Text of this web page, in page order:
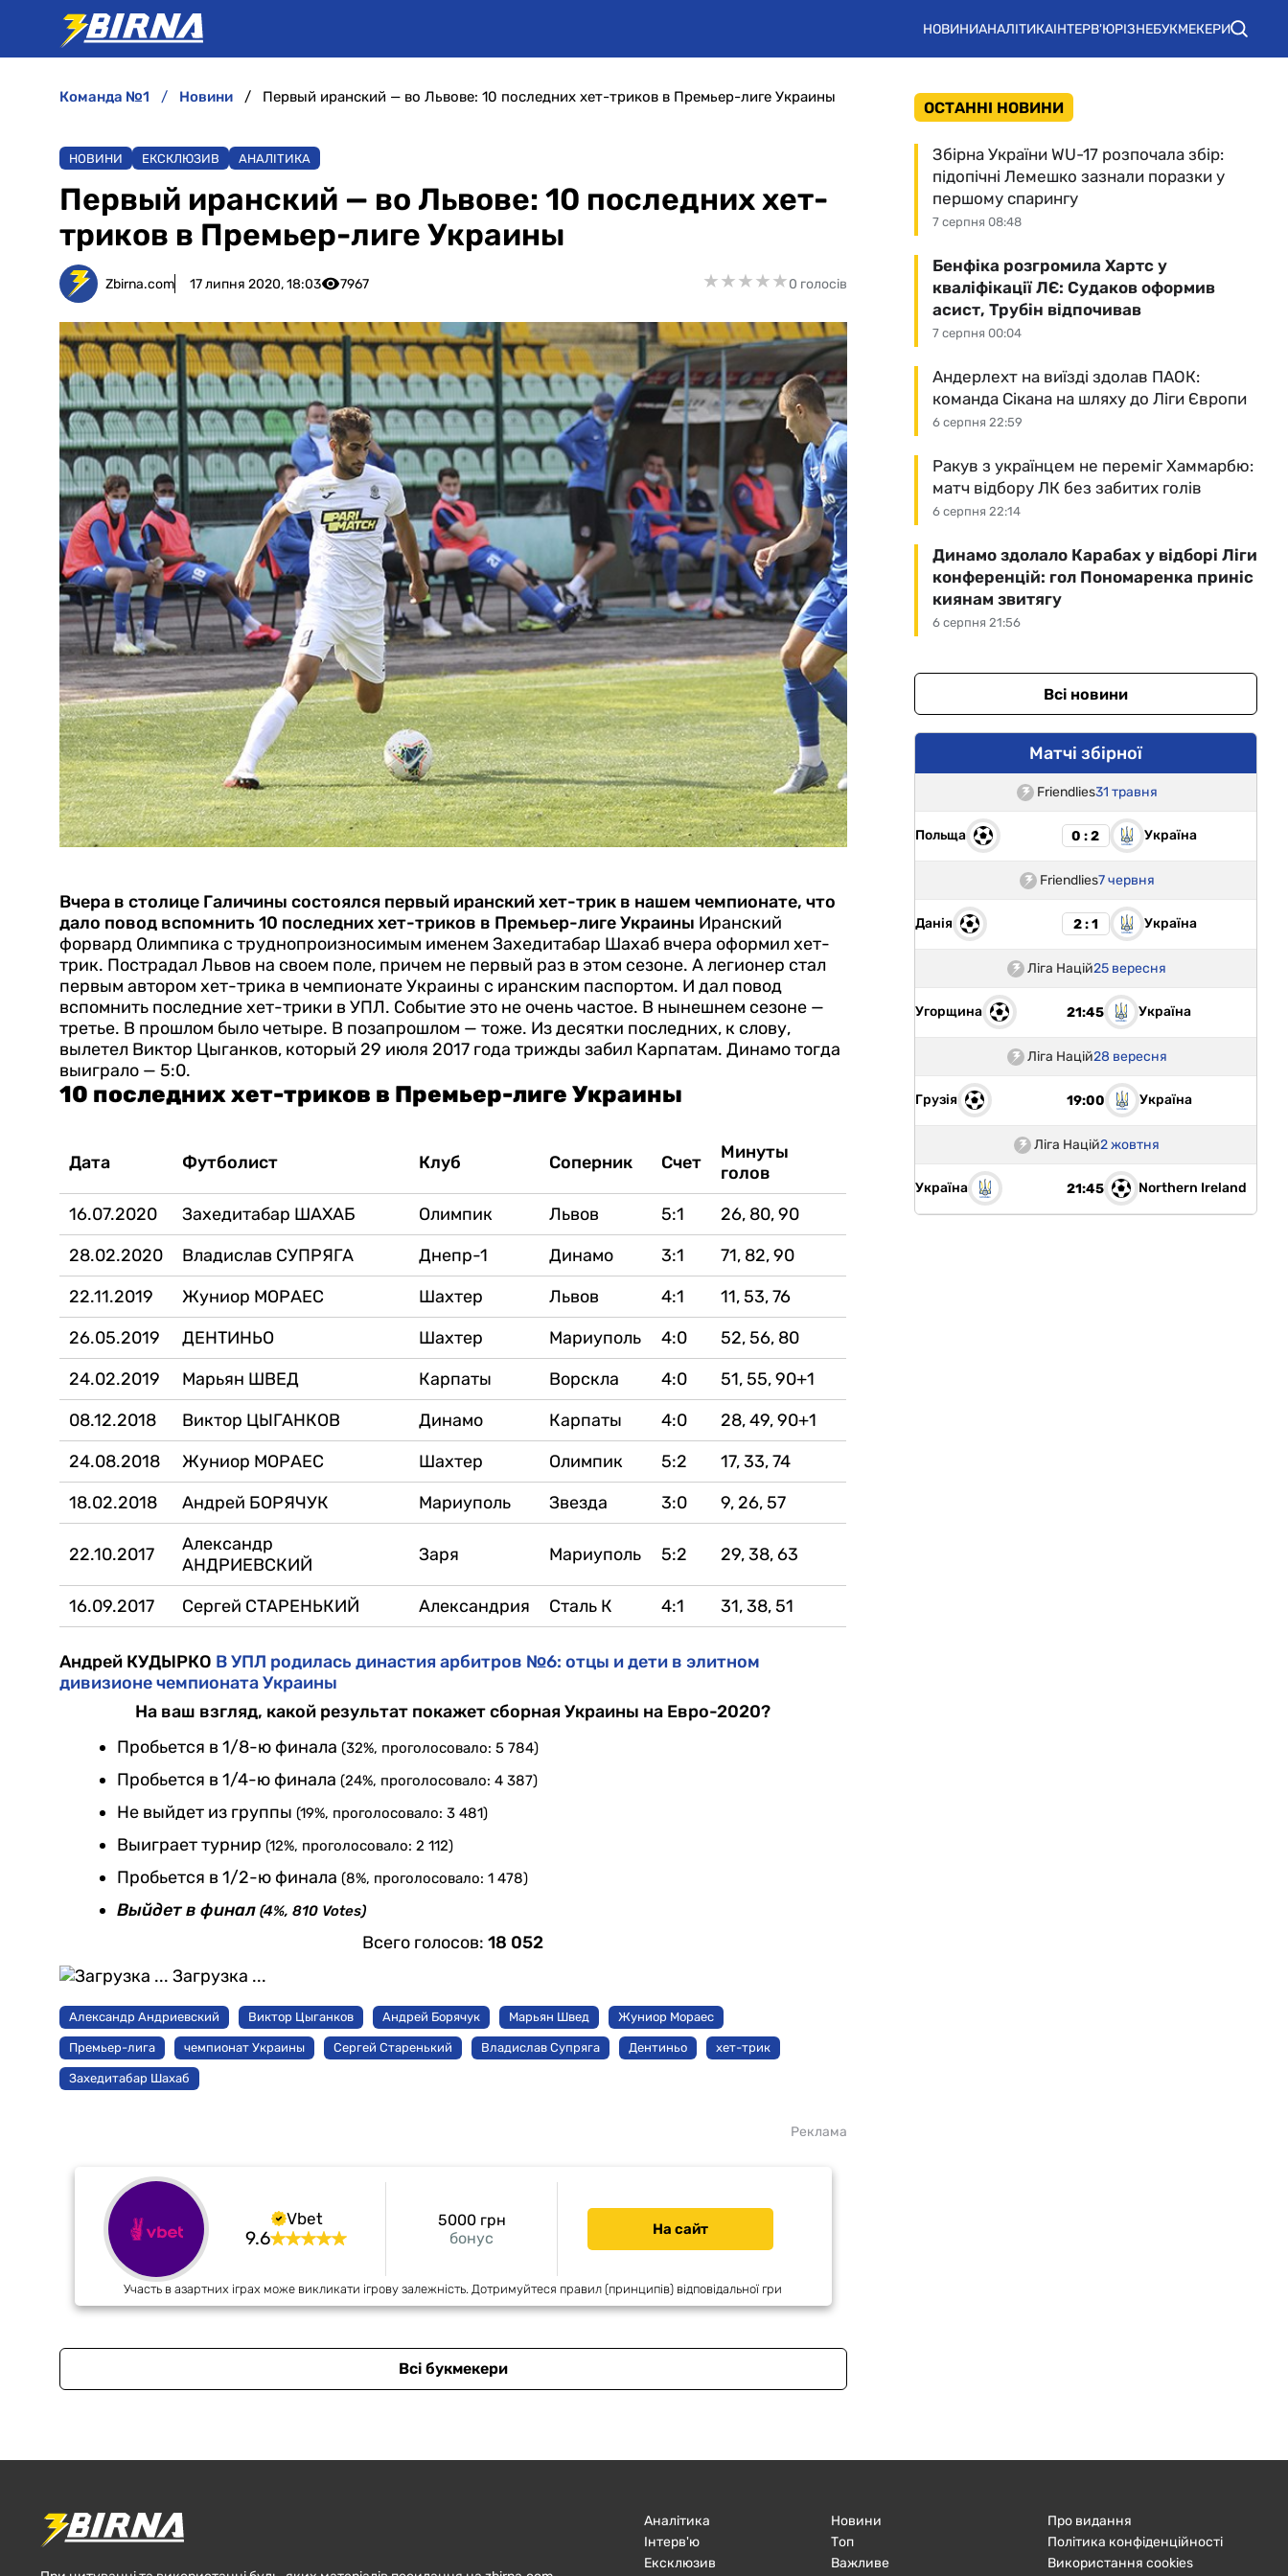
НОВИНИАНАЛІТИКАІНТЕРВ'ЮРІЗНЕБУКМЕКЕРИ
команда №1 новини Первый иранский — во Львове: 10 последних хет-триков в Премьер-лиге Украины
НОВИНИ ЕКСКЛЮЗИВ АНАЛІТИКА
Первый иранский — во Львове: 10 последних хет-
триков в Премьер-лиге Украины
Zbirna.com 17 липня 2020, 18:03 7967 ★★★★★
★★★★★0 голосів
Вчера в столице Галичины состоялся первый иранский хет-трик в нашем чемпионате, что
дало повод вспомнить 10 последних хет-триков в Премьер-лиге Украины Иранский
форвард Олимпика с труднопроизносимым именем Захедитабар Шахаб вчера оформил хет-
трик. Пострадал Львов на своем поле, причем не первый раз в этом сезоне. А легионер стал
первым автором хет-трика в чемпионате Украины с иранским паспортом. И дал повод
вспомнить последние хет-трики в УПЛ. Событие это не очень частое. В нынешнем сезоне —
третье. В прошлом было четыре. В позапрошлом — тоже. Из десятки последних, к слову,
вылетел Виктор Цыганков, который 29 июля 2017 года трижды забил Карпатам. Динамо тогда
выиграло — 5:0.
10 последних хет-триков в Премьер-лиге Украины
Дата Футболист Клуб Соперник Счет
Минуты
голов
16.07.2020
Захедитабар ШАХАБ Олимпик Львов 5:1
26, 80, 90
28.02.2020
Владислав СУПРЯГА Днепр-1 Динамо 3:1
71, 82, 90
22.11.2019
Жуниор МОРАЕС Шахтер Львов 4:1
11, 53, 76
26.05.2019
ДЕНТИНЬО Шахтер Мариуполь 4:0
52, 56, 80
24.02.2019
Марьян ШВЕД Карпаты Ворскла 4:0
51, 55, 90+1
08.12.2018
Виктор ЦЫГАНКОВ Динамо Карпаты 4:0
28, 49, 90+1
24.08.2018
Жуниор МОРАЕС Шахтер Олимпик 5:2
17, 33, 74
18.02.2018
Андрей БОРЯЧУК Мариуполь Звезда 3:0 9, 26, 57
22.10.2017
Александр
АНДРИЕВСКИЙ
Заря Мариуполь 5:2 29, 38, 63
16.09.2017 Сергей СТАРЕНЬКИЙ Александрия Сталь К 4:1 31, 38, 51
Андрей КУДЫРКО В УПЛ родилась династия арбитров №6: отцы и дети в элитном
дивизионе чемпионата Украины
На ваш взгляд, какой результат покажет сборная Украины на Евро-2020?
Пробьется в 1/8-ю финала (32%, проголосовало: 5 784)
Пробьется в 1/4-ю финала (24%, проголосовало: 4 387)
Не выйдет из группы (19%, проголосовало: 3 481)
Выиграет турнир (12%, проголосовало: 2 112)
Пробьется в 1/2-ю финала (8%, проголосовало: 1 478)
Выйдет в финал (4%, 810 Votes)
Всего голосов:18 052
Загрузка ...
Александр Андриевский Виктор Цыганков Андрей Борячук Марьян Швед Жуниор Мораес
Премьер-лига чемпионат Украины Сергей Старенький Владислав Супряга Дентиньо хет-трик
Захедитабар Шахаб
Реклама
Vbet
9.6 бонус
5000 грн На сайт
Участь в азартних іграх може викликати ігрову залежність. Дотримуйтеся правил (принципів) відповідальної гри
Всі букмекери
ОСТАННІ НОВИНИ
7 серпня 08:48
Збірна України WU-17 розпочала збір:
підопічні Лемешко зазнали поразки у
першому спарингу
7 серпня 00:04
Бенфіка розгромила Хартс у
кваліфікації ЛЄ: Судаков оформив
асист, Трубін відпочивав
6 серпня 22:59
Андерлехт на виїзді здолав ПАОК:
команда Сікана на шляху до Ліги Європи
6 серпня 22:14
Ракув з українцем не переміг Хаммарбю:
матч відбору ЛК без забитих голів
6 серпня 21:56
Динамо здолало Карабах у відборі Ліги
конференцій: гол Пономаренка приніс
киянам звитягу
Всі новини
Матчі збірної
Friendlies31 травня
Польща 0 : 2 Україна
Friendlies7 червня
Данія 2 : 1 Україна
Ліга Націй25 вересня
Угорщина 21:45 Україна
Ліга Націй28 вересня
Грузія 19:00 Україна
Ліга Націй2 жовтня
Україна 21:45 Northern Ireland
Аналітика
Інтерв'ю
Ексклюзив
Новини
Топ
Важливе
Про видання
Політика конфіденційності
Використання cookies